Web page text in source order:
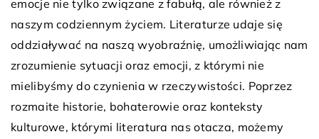
emocje nie tylko związane z fabułą, ale również z
naszym codziennym życiem. Literaturze udaje się
oddziaływać na naszą wyobraźnię, umożliwiając nam
zrozumienie sytuacji oraz emocji, z którymi nie
mielibyśmy do czynienia w rzeczywistości. Poprzez
rozmaite historie, bohaterowie oraz konteksty
kulturowe, którymi literatura nas otacza, możemy